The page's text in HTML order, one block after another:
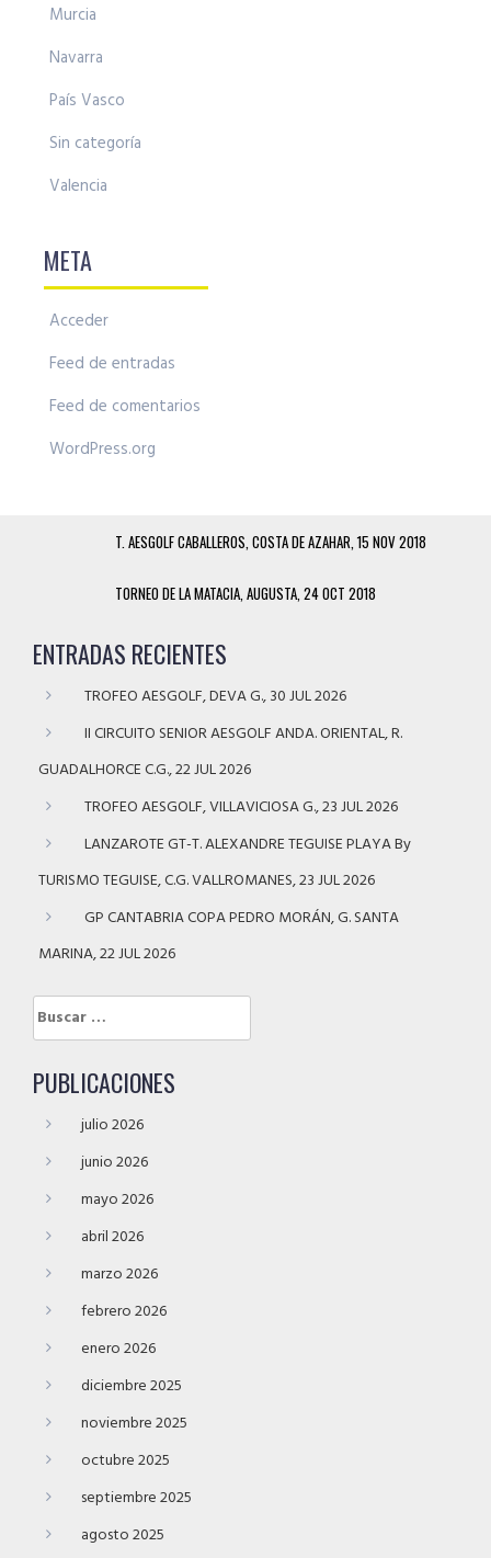
Murcia
Navarra
País Vasco
Sin categoría
Valencia
META
Acceder
Feed de entradas
Feed de comentarios
WordPress.org
T. AESGOLF CABALLEROS, COSTA DE AZAHAR, 15 NOV 2018
TORNEO DE LA MATACIA, AUGUSTA, 24 OCT 2018
ENTRADAS RECIENTES
TROFEO AESGOLF, DEVA G., 30 JUL 2026
II CIRCUITO SENIOR AESGOLF ANDA. ORIENTAL, R.
GUADALHORCE C.G., 22 JUL 2026
TROFEO AESGOLF, VILLAVICIOSA G., 23 JUL 2026
LANZAROTE GT-T. ALEXANDRE TEGUISE PLAYA By
TURISMO TEGUISE, C.G. VALLROMANES, 23 JUL 2026
GP CANTABRIA COPA PEDRO MORÁN, G. SANTA
MARINA, 22 JUL 2026
Buscar:
PUBLICACIONES
julio 2026
junio 2026
mayo 2026
abril 2026
marzo 2026
febrero 2026
enero 2026
diciembre 2025
noviembre 2025
octubre 2025
septiembre 2025
agosto 2025